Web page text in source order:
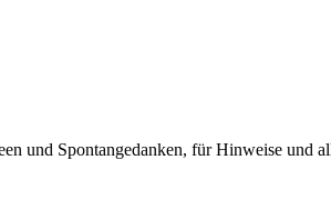
und Spontangedanken, für Hinweise und